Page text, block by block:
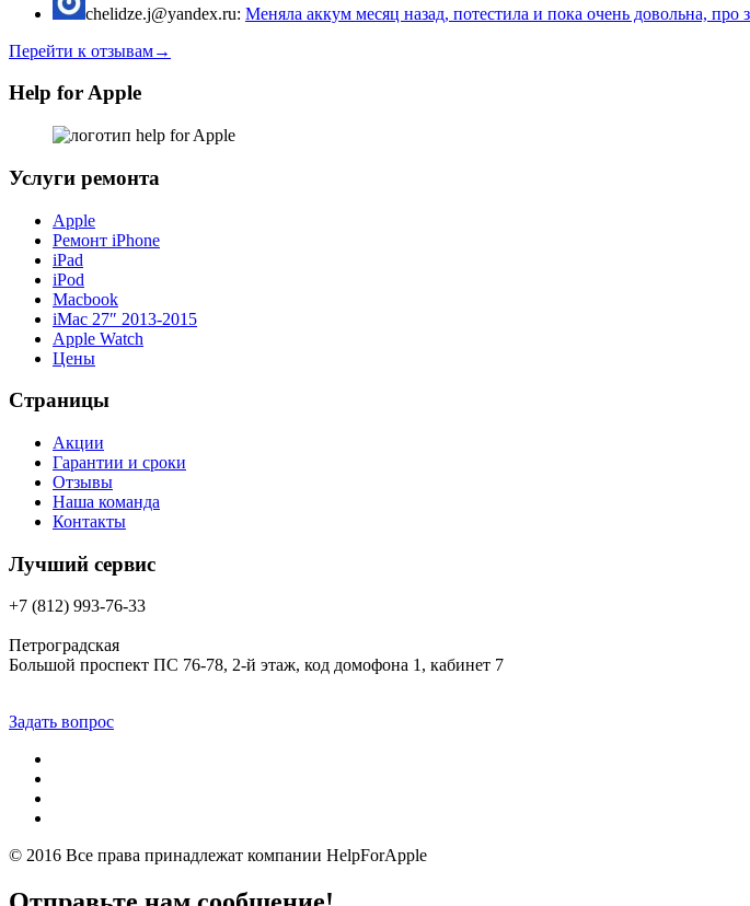
chelidze.j@yandex.ru: Меняла аккум месяц назад, потестила и пока очень довольна,
Перейти к отзывам→
Help for Apple
Услуги ремонта
Apple
Ремонт iPhone
iPad
iPod
Macbook
iMac 27″ 2013-2015
Apple Watch
Цены
Страницы
Акции
Гарантии и сроки
Отзывы
Наша команда
Контакты
Лучший сервис
+7 (812) 993-76-33
Петроградская
Большой проспект ПС 76-78, 2-й этаж, код домофона 1, кабинет 7
Задать вопрос
© 2016 Все права принадлежат компании HelpForApple